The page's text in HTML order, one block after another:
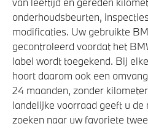
onderhoudsbeurten,
modificaties. Uw gebruikte
gecontroleerd voordat het
label wordt toegekend. Bij
hoort daarom ook een
24 maanden, zonder
landelijke voorraad geeft u de
zoeken naar uw favoriete